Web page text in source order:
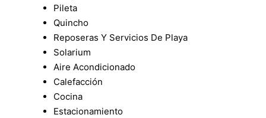
Pileta
Quincho
Reposeras Y Servicios De Playa
Solarium
Aire Acondicionado
Calefacción
Cocina
Estacionamiento